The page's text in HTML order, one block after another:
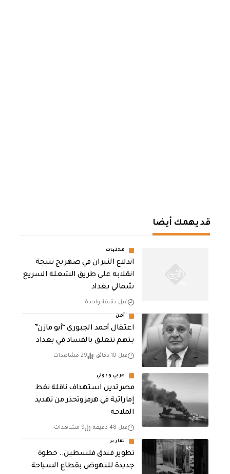
قد يهمك أيضا
محليات
اندلاع النيران في صهريج نتيجة
انقلابه على طريق الشعلة السريع
شمالي بغداد
قبل دقيقة واحدة
أمن
اعتقال أحمد الجبوري “أبو مازن”
بتهم تتعلق بالفساد في بغداد
قبل 10 دقائق 29 مشاهدات
عربي ودولي
مصر تدين استهداف ناقلة نفط
إماراتية في هرمز وتحذر من تهديد
الملاحة
قبل 48 دقيقة 9 مشاهدات
تقارير
تطوير فندق فلسطين.. خطوة
جديدة للنهوض بقطاع السياحة